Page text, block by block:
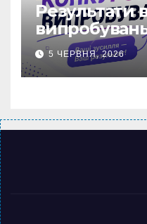
Результати
5 ЧЕРВНЯ, 2026